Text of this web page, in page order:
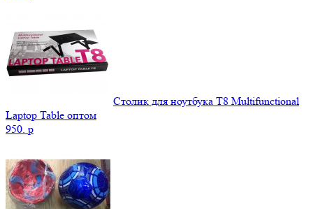
Столик для ноутбука Т8 Мultifunctional
Laptop Table оптом
950. p